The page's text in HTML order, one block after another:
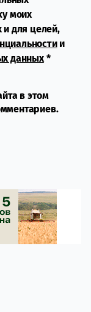
моих
и для целей,
и
данных*
в этом